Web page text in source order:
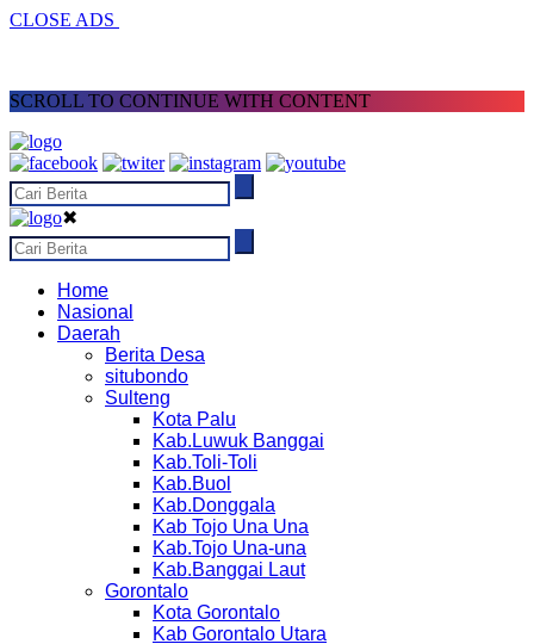
CLOSE ADS
SCROLL TO CONTINUE WITH CONTENT
✖
Home
Nasional
Daerah
Berita Desa
situbondo
Sulteng
Kota Palu
Kab.Luwuk Banggai
Kab.Toli-Toli
Kab.Buol
Kab.Donggala
Kab Tojo Una Una
Kab.Tojo Una-una
Kab.Banggai Laut
Gorontalo
Kota Gorontalo
Kab Gorontalo Utara